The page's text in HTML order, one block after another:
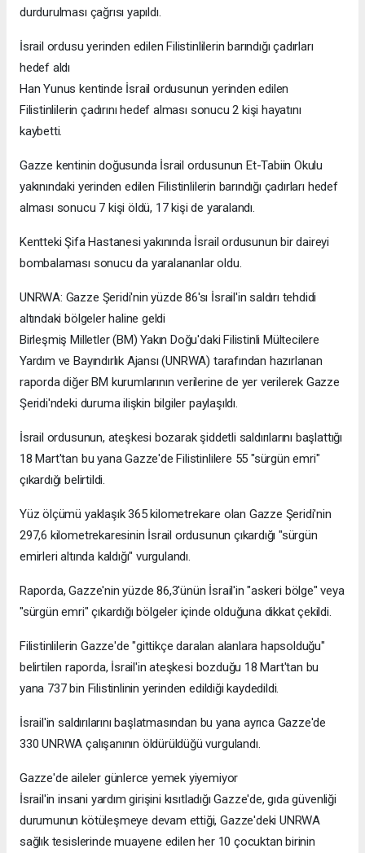
durdurulması çağrısı yapıldı.
İsrail ordusu yerinden edilen Filistinlilerin barındığı çadırları
hedef aldı
Han Yunus kentinde İsrail ordusunun yerinden edilen
Filistinlilerin çadırını hedef alması sonucu 2 kişi hayatını
kaybetti.
Gazze kentinin doğusunda İsrail ordusunun Et-Tabiin Okulu
yakınındaki yerinden edilen Filistinlilerin barındığı çadırları hedef
alması sonucu 7 kişi öldü, 17 kişi de yaralandı.
Kentteki Şifa Hastanesi yakınında İsrail ordusunun bir daireyi
bombalaması sonucu da yaralananlar oldu.
UNRWA: Gazze Şeridi'nin yüzde 86'sı İsrail'in saldırı tehdidi
altındaki bölgeler haline geldi
Birleşmiş Milletler (BM) Yakın Doğu'daki Filistinli Mültecilere
Yardım ve Bayındırlık Ajansı (UNRWA) tarafından hazırlanan
raporda diğer BM kurumlarının verilerine de yer verilerek Gazze
Şeridi'ndeki duruma ilişkin bilgiler paylaşıldı.
İsrail ordusunun, ateşkesi bozarak şiddetli saldırılarını başlattığı
18 Mart'tan bu yana Gazze'de Filistinlilere 55 "sürgün emri"
çıkardığı belirtildi.
Yüz ölçümü yaklaşık 365 kilometrekare olan Gazze Şeridi'nin
297,6 kilometrekaresinin İsrail ordusunun çıkardığı "sürgün
emirleri altında kaldığı" vurgulandı.
Raporda, Gazze'nin yüzde 86,3'ünün İsrail'in "askeri bölge" veya
"sürgün emri" çıkardığı bölgeler içinde olduğuna dikkat çekildi.
Filistinlilerin Gazze'de "gittikçe daralan alanlara hapsolduğu"
belirtilen raporda, İsrail'in ateşkesi bozduğu 18 Mart'tan bu
yana 737 bin Filistinlinin yerinden edildiği kaydedildi.
İsrail'in saldırılarını başlatmasından bu yana ayrıca Gazze'de
330 UNRWA çalışanının öldürüldüğü vurgulandı.
Gazze'de aileler günlerce yemek yiyemiyor
İsrail'in insani yardım girişini kısıtladığı Gazze'de, gıda güvenliği
durumunun kötüleşmeye devam ettiği, Gazze'deki UNRWA
sağlık tesislerinde muayene edilen her 10 çocuktan birinin